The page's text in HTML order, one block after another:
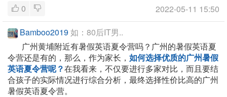
0
2022-05-11 15:50
Bamboo2019 如：80后IT男..
广州黄埔附近有暑假英语夏令营吗？广州的暑假英语夏
令营还是有的，那么，作为家长， 如何选择优质的广州暑假
英语夏令营呢？在我看来，不仅要进行多家对比，而且要结
合孩子的实际情况进行综合分析，最终选择性价比高的广州
暑假英语夏令营。